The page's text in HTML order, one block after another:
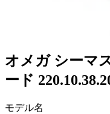
オメガ シーマ
ード
モデル名